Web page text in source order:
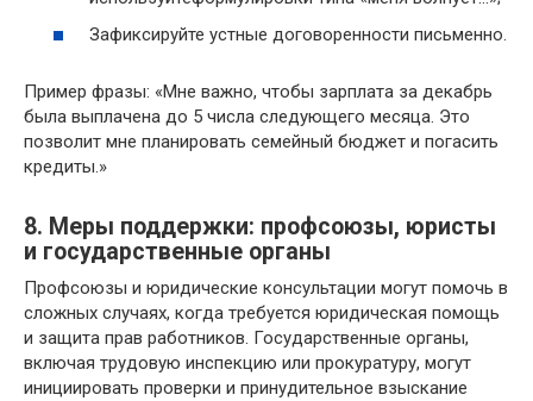
Зафиксируйте устные договоренности письменно.
Пример фразы: «Мне важно, чтобы зарплата за декабрь
была выплачена до 5 числа следующего месяца. Это
позволит мне планировать семейный бюджет и погасить
кредиты.»
8. Меры поддержки: профсоюзы, юристы
и государственные органы
Профсоюзы и юридические консультации могут помочь в
сложных случаях, когда требуется юридическая помощь
и защита прав работников. Государственные органы,
включая трудовую инспекцию или прокуратуру, могут
инициировать проверки и принудительное взыскание